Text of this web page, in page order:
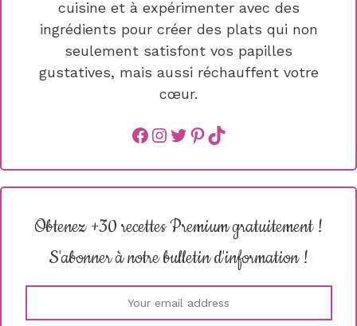
cuisine et à expérimenter avec des
ingrédients pour créer des plats qui non
seulement satisfont vos papilles
gustatives, mais aussi réchauffent votre
cœur.
Facebook
instagram
Twitter
Pinterest
TikTok
Obtenez +30 recettes Premium gratuitement !
S'abonner à notre bulletin d'information !